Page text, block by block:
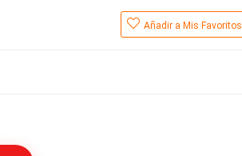
Añadir a Mis Favoritos